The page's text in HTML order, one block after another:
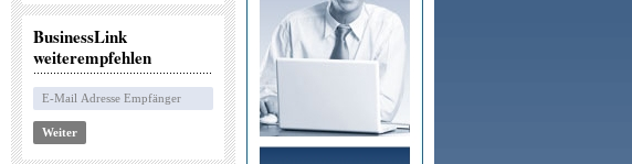
BusinessLink
weiterempfehlen